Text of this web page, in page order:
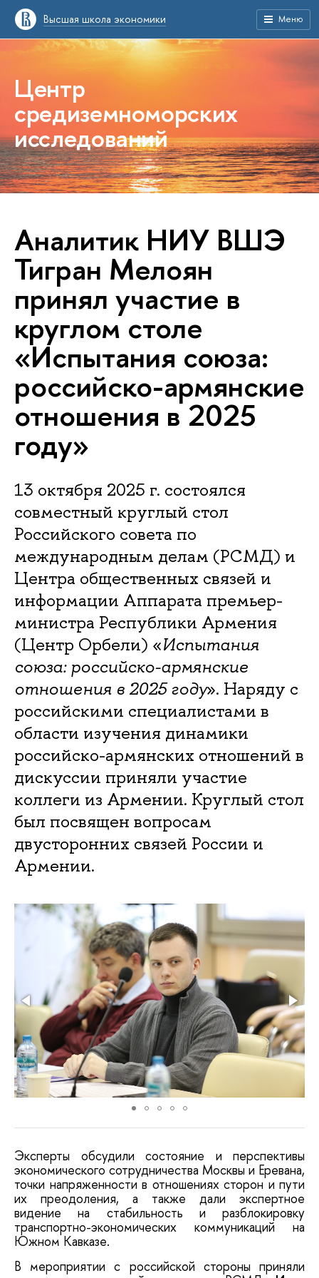
Высшая школа экономики Меню
Центр
средиземноморских
исследований
Аналитик НИУ ВШЭ
Тигран Мелоян
принял участие в
круглом столе
«Испытания союза:
российско-армянские
отношения в 2025
году»
13 октября 2025 г. состоялся
совместный круглый стол
Российского совета по
международным делам (РСМД) и
Центра общественных связей и
информации Аппарата премьер-
министра Республики Армения
(Центр Орбели) «Испытания
союза: российско-армянские
отношения в 2025 году». Наряду с
российскими специалистами в
области изучения динамики
российско-армянских отношений в
дискуссии приняли участие
коллеги из Армении. Круглый стол
был посвящен вопросам
двусторонних связей России и
Армении.
Эксперты обсудили состояние и перспективы
экономического сотрудничества Москвы и Еревана,
точки напряженности в отношениях сторон и пути
их преодоления, а также дали экспертное
видение на стабильность и разблокировку
транспортно-экономических коммуникаций на
Южном Кавказе.
В мероприятии с российской стороны приняли